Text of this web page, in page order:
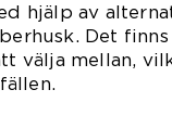
hjälp av
Det finns
välja mellan,